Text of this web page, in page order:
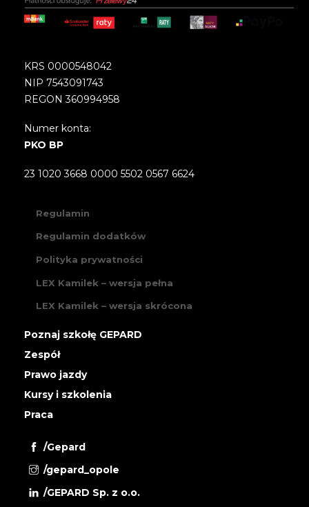
KRS 0000548042
NIP 7543091743
REGON 360994958
Numer konta:
PKO BP
23 1020 3668 0000 5502 0567 6624
Regulamin
Regulamin dodatków
Polityka prywatności
LEX Kamilek – wersja pełna
LEX Kamilek – wersja skrócona
Poznaj szkołę GEPARD
Zespół
Prawo jazdy
Kursy i szkolenia
Praca
/Gepard
/gepard_opole
/GEPARD Sp. z o.o.